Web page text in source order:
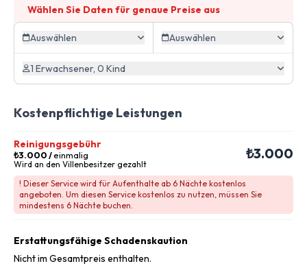
Wählen Sie Daten für genaue Preise aus
Auswählen Auswählen
1 Erwachsener, 0 Kind
Kostenpflichtige Leistungen
Reinigungsgebühr
₺3.000/einmalig
Wird an den Villenbesitzer gezahlt
₺3.000
! Dieser Service wird für Aufenthalte ab 6 Nächte kostenlos
angeboten. Um diesen Service kostenlos zu nutzen, müssen Sie
mindestens 6 Nächte buchen.
Erstattungsfähige Schadenskaution
Nicht im Gesamtpreis enthalten.